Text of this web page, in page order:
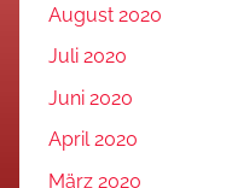
August 2020
Juli 2020
Juni 2020
April 2020
März 2020